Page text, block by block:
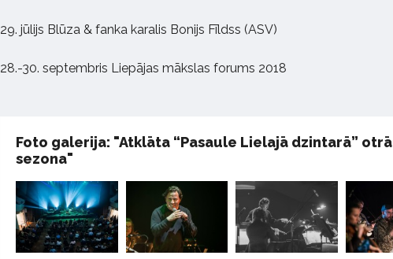
29. jūlijs Blūza & fanka karalis Bonijs Fīldss (ASV)
28.-30. septembris Liepājas mākslas forums 2018
Foto galerija: "Atklāta “Pasaule Lielajā dzintarā” otrā
sezona"